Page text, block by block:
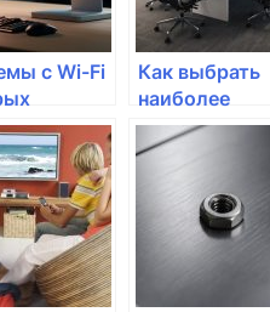
с Wi-Fi
что
Как выбрать
наиболее
эффективные
устройства